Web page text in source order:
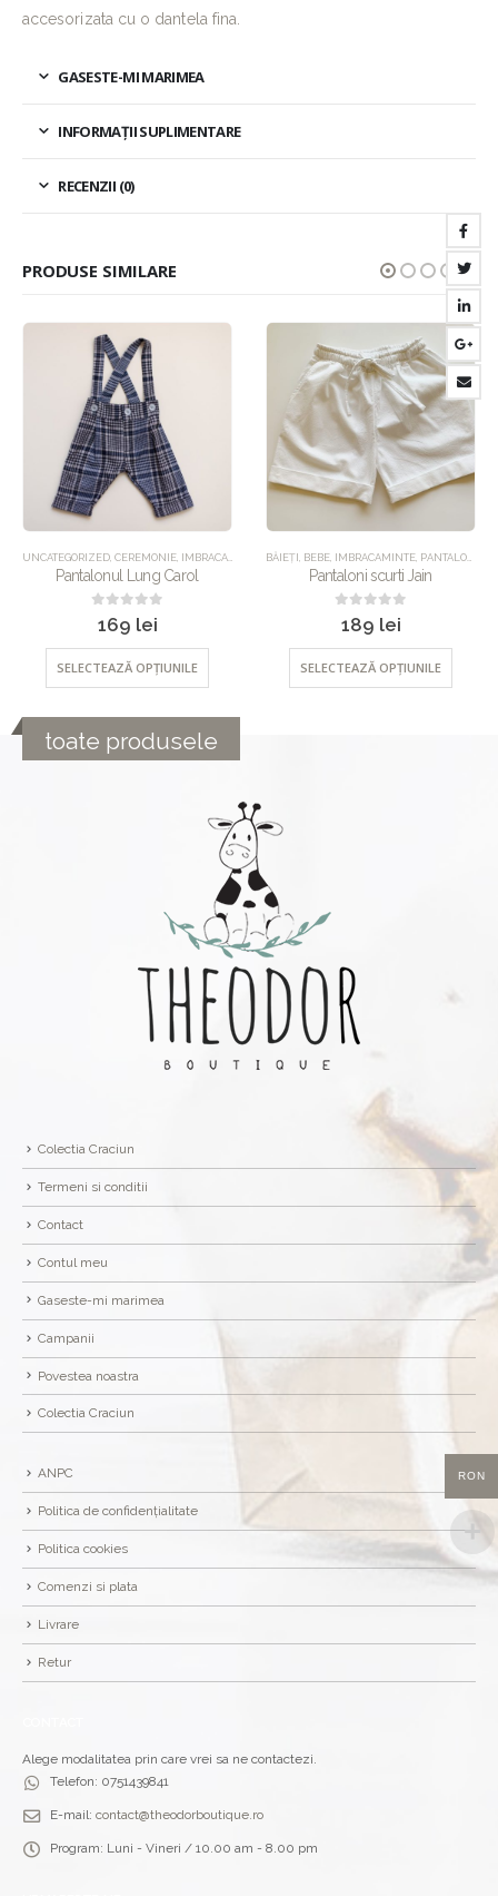
accesorizata cu o dantela fina.
GASESTE-MI MARIMEA
INFORMAȚII SUPLIMENTARE
RECENZII (0)
PRODUSE SIMILARE
PANTALONI
BĂIEȚI,BEBE,IMBRACAMINTE, PANTALONI UNCATEGORIZED
Pantaloni scurti Jain
out of 5
189 lei
SELECTEAZĂ OPȚIUNILE
ACCESORII,CEREMONIE,IMBRACAMINTE
Boneta Millie
out of 5
89 lei
SELECTEAZĂ OPȚIUNILE
toate produsele
Colectia Craciun
Termeni si conditii
Contact
Contul meu
Gaseste-mi marimea
Campanii
Povestea noastra
Colectia Craciun
ANPC
Politica de confidențialitate
Politica cookies
Comenzi si plata
Livrare
Retur
Alege modalitatea prin care vrei sa ne contactezi.
Telefon: 0751439841
E-mail: contact@theodorboutique.ro
Program: Luni - Vineri / 10.00 am - 8.00 pm
RON